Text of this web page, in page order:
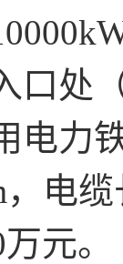
口处
电力
，电
元。